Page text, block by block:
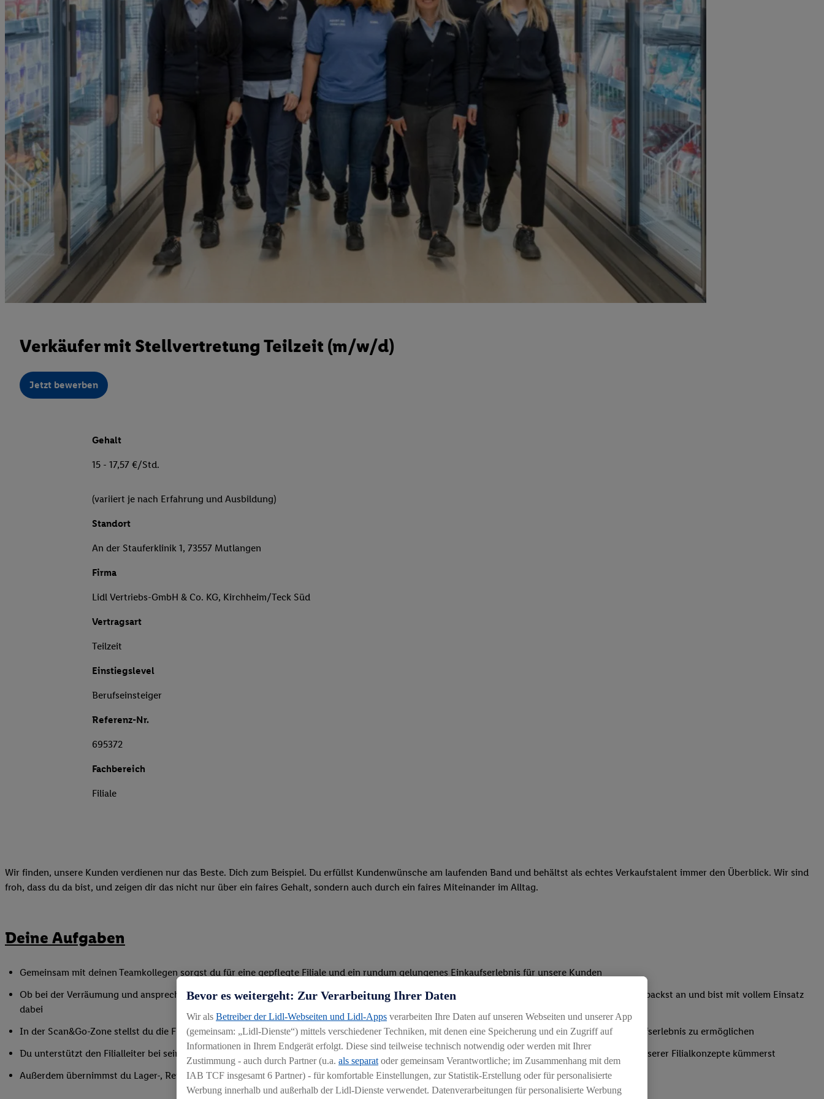
Verkäufer mit Stellvertretung Teilzeit (m/w/d)
Jetzt bewerben
Gehalt
15 - 17,57 €/Std.
(variiert je nach Erfahrung und Ausbildung)
Standort
An der Stauferklinik 1, 73557 Mutlangen
Firma
Lidl Vertriebs-GmbH & Co. KG, Kirchheim/Teck Süd
Vertragsart
Teilzeit
Einstiegslevel
Berufseinsteiger
Referenz-Nr.
695372
Fachbereich
Filiale
Wir finden, unsere Kunden verdienen nur das Beste. Dich zum Beispiel. Du erfüllst Kundenwünsche am laufenden Band und behältst als echtes Verkaufstalent immer den Überblick. Wir sind
froh, dass du da bist, und zeigen dir das nicht nur über ein faires Gehalt, sondern auch durch ein faires Miteinander im Alltag.
Deine Aufgaben
Gemeinsam mit deinen Teamkollegen sorgst du für eine gepflegte Filiale und ein rundum gelungenes Einkaufserlebnis für unsere Kunden
Ob bei der Verräumung und ansprechenden Präsentation der Ware, beim Backen oder beim Kassieren mit unseren modernen Kassensystemen: Du packst an und bist mit vollem Einsatz
dabei
In der Scan&Go-Zone stellst du die Funktionsfähigkeit sicher, begeisterst Kunden für das System und bietest Hilfestellung, um ein positives Einkaufserlebnis zu ermöglichen
Du unterstützt den Filialleiter bei seinen Aufgaben, indem du Schichten führst, die Aufgabenverteilung koordinierst und dich um die Umsetzung unserer Filialkonzepte kümmerst
Außerdem übernimmst du Lager-, Reinigungs- und Inventurarbeiten
Bevor es weitergeht: Zur Verarbeitung Ihrer Daten
Wir als Betreiber der Lidl-Webseiten und Lidl-Apps verarbeiten Ihre Daten auf unseren Webseiten und unserer App
(gemeinsam: „Lidl-Dienste“) mittels verschiedener Techniken, mit denen eine Speicherung und ein Zugriff auf
Informationen in Ihrem Endgerät erfolgt. Diese sind teilweise technisch notwendig oder werden mit Ihrer
Zustimmung - auch durch Partner (u.a. als separat oder gemeinsam Verantwortliche; im Zusammenhang mit dem
IAB TCF insgesamt 6 Partner) - für komfortable Einstellungen, zur Statistik-Erstellung oder für personalisierte
Werbung innerhalb und außerhalb der Lidl-Dienste verwendet. Datenverarbeitungen für personalisierte Werbung